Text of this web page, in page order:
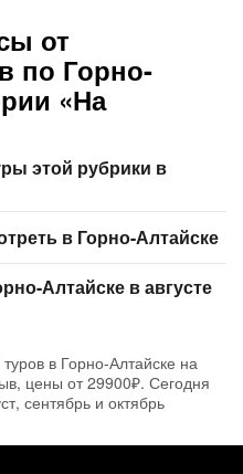
от
по Горно-
«На
этой рубрики в
в Горно-Алтайске
Алтайске в августе
в Горно-Алтайске на
цены от 29900₽. Сегодня
сентябрь и октябрь